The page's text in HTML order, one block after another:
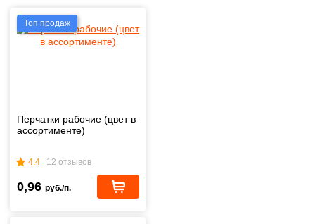
Топ продаж
Перчатки рабочие (цвет в
ассортименте)
4.4 12 отзывов
0,96 руб./п.